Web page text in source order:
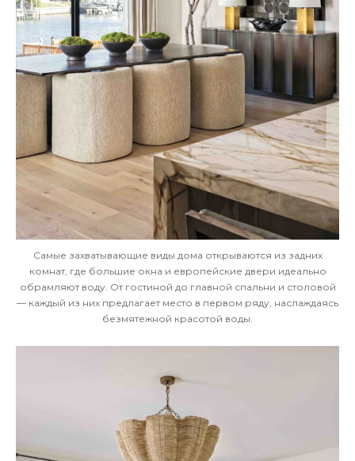
Самые захватывающие виды дома открываются из задних
комнат, где большие окна и европейские двери идеально
обрамляют воду. От гостиной до главной спальни и столовой
— каждый из них предлагает место в первом ряду, наслаждаясь
безмятежной красотой воды.